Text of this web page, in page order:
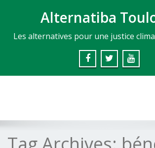
Alternatiba
Les alternatives pour une justice